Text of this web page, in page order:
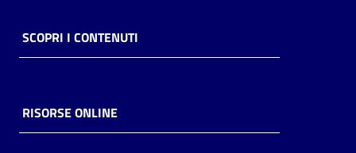
SCOPRI I CONTENUTI
RISORSE ONLINE